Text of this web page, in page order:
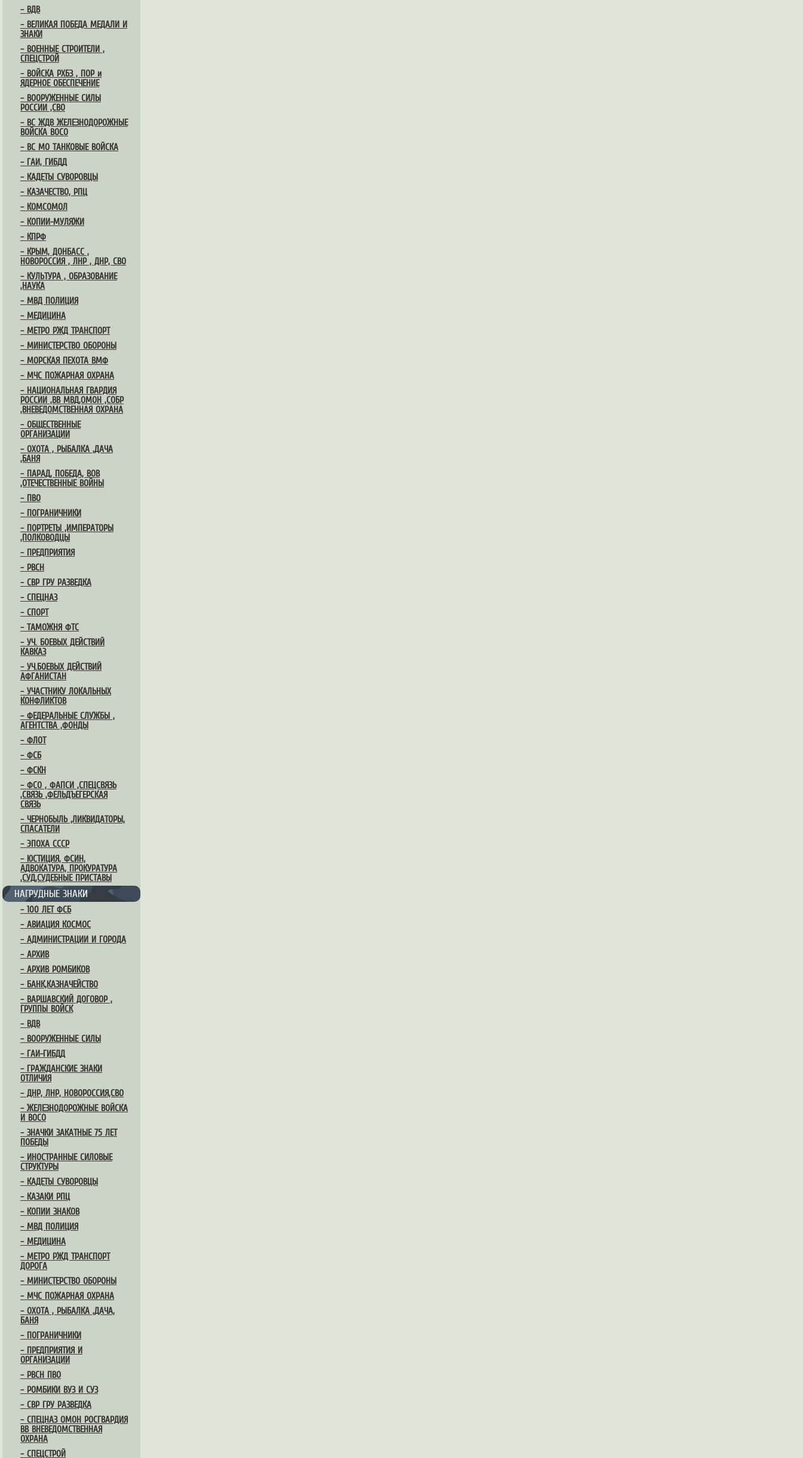
– ВДВ
– ВЕЛИКАЯ ПОБЕДА МЕДАЛИ И
ЗНАКИ
– ВОЕННЫЕ СТРОИТЕЛИ ,
СПЕЦСТРОЙ
– ВОЙСКА РХБЗ , ПОР и
ЯДЕРНОЕ ОБЕСПЕЧЕНИЕ
– ВООРУЖЕННЫЕ СИЛЫ
РОССИИ ,СВО
– ВС ЖДВ ЖЕЛЕЗНОДОРОЖНЫЕ
ВОЙСКА ВОСО
– ВС МО ТАНКОВЫЕ ВОЙСКА
– ГАИ, ГИБДД
– КАДЕТЫ СУВОРОВЦЫ
– КАЗАЧЕСТВО, РПЦ
– КОМСОМОЛ
– КОПИИ-МУЛЯЖИ
– КПРФ
– КРЫМ, ДОНБАСС ,
НОВОРОССИЯ , ЛНР , ДНР, СВО
– КУЛЬТУРА , ОБРАЗОВАНИЕ
,НАУКА
– МВД ПОЛИЦИЯ
– МЕДИЦИНА
– МЕТРО РЖД ТРАНСПОРТ
– МИНИСТЕРСТВО ОБОРОНЫ
– МОРСКАЯ ПЕХОТА ВМФ
– МЧС ПОЖАРНАЯ ОХРАНА
– НАЦИОНАЛЬНАЯ ГВАРДИЯ
РОССИИ ,ВВ МВД,ОМОН ,СОБР
,ВНЕВЕДОМСТВЕННАЯ ОХРАНА
– ОБЩЕСТВЕННЫЕ
ОРГАНИЗАЦИИ
– ОХОТА , РЫБАЛКА ,ДАЧА
,БАНЯ
– ПАРАД, ПОБЕДА, ВОВ
,ОТЕЧЕСТВЕННЫЕ ВОЙНЫ
– ПВО
– ПОГРАНИЧНИКИ
– ПОРТРЕТЫ ,ИМПЕРАТОРЫ
,ПОЛКОВОДЦЫ
– ПРЕДПРИЯТИЯ
– РВСН
– СВР ГРУ РАЗВЕДКА
– СПЕЦНАЗ
– СПОРТ
– ТАМОЖНЯ ФТС
– УЧ. БОЕВЫХ ДЕЙСТВИЙ
КАВКАЗ
– УЧ.БОЕВЫХ ДЕЙСТВИЙ
АФГАНИСТАН
– УЧАСТНИКУ ЛОКАЛЬНЫХ
КОНФЛИКТОВ
– ФЕДЕРАЛЬНЫЕ СЛУЖБЫ ,
АГЕНТСТВА ,ФОНДЫ
– ФЛОТ
– ФСБ
– ФСКН
– ФСО , ФАПСИ ,СПЕЦСВЯЗЬ
,СВЯЗЬ ,ФЕЛЬДЪЕГЕРСКАЯ
СВЯЗЬ
– ЧЕРНОБЫЛЬ ,ЛИКВИДАТОРЫ,
СПАСАТЕЛИ
– ЭПОХА СССР
– ЮСТИЦИЯ, ФСИН,
АДВОКАТУРА, ПРОКУРАТУРА
,СУД,СУДЕБНЫЕ ПРИСТАВЫ
НАГРУДНЫЕ ЗНАКИ
– 100 ЛЕТ ФСБ
– АВИАЦИЯ КОСМОС
– АДМИНИСТРАЦИИ И ГОРОДА
– АРХИВ
– АРХИВ РОМБИКОВ
– БАНК,КАЗНАЧЕЙСТВО
– ВАРШАВСКИЙ ДОГОВОР ,
ГРУППЫ ВОЙСК
– ВДВ
– ВООРУЖЕННЫЕ СИЛЫ
– ГАИ-ГИБДД
– ГРАЖДАНСКИЕ ЗНАКИ
ОТЛИЧИЯ
– ДНР, ЛНР, НОВОРОССИЯ,СВО
– ЖЕЛЕЗНОДОРОЖНЫЕ ВОЙСКА
И ВОСО
– ЗНАЧКИ ЗАКАТНЫЕ 75 ЛЕТ
ПОБЕДЫ
– ИНОСТРАННЫЕ СИЛОВЫЕ
СТРУКТУРЫ
– КАДЕТЫ СУВОРОВЦЫ
– КАЗАКИ РПЦ
– КОПИИ ЗНАКОВ
– МВД ПОЛИЦИЯ
– МЕДИЦИНА
– МЕТРО РЖД ТРАНСПОРТ
ДОРОГА
– МИНИСТЕРСТВО ОБОРОНЫ
– МЧС ПОЖАРНАЯ ОХРАНА
– ОХОТА , РЫБАЛКА ,ДАЧА,
БАНЯ
– ПОГРАНИЧНИКИ
– ПРЕДПРИЯТИЯ И
ОРГАНИЗАЦИИ
– РВСН ПВО
– РОМБИКИ ВУЗ И СУЗ
– СВР ГРУ РАЗВЕДКА
– СПЕЦНАЗ ОМОН РОСГВАРДИЯ
ВВ ВНЕВЕДОМСТВЕННАЯ
ОХРАНА
– СПЕЦСТРОЙ